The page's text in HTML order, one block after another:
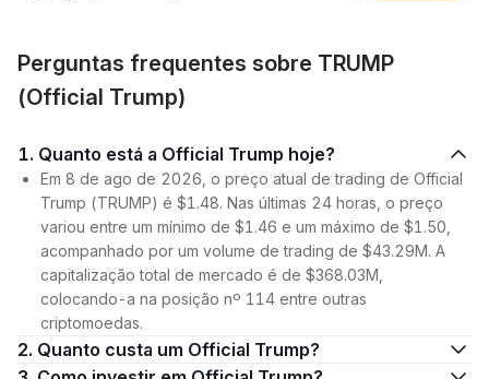
Perguntas frequentes sobre TRUMP
(Official Trump)
1. Quanto está a Official Trump hoje?
Em 8 de ago de 2026, o preço atual de trading de Official
Trump (TRUMP) é $1.48. Nas últimas 24 horas, o preço
variou entre um mínimo de $1.46 e um máximo de $1.50,
acompanhado por um volume de trading de $43.29M. A
capitalização total de mercado é de $368.03M,
colocando-a na posição nº 114 entre outras
criptomoedas.
2. Quanto custa um Official Trump?